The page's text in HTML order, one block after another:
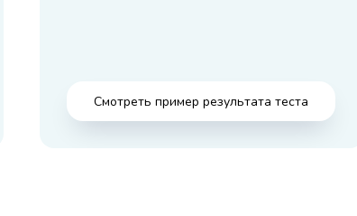
Смотреть пример результата теста